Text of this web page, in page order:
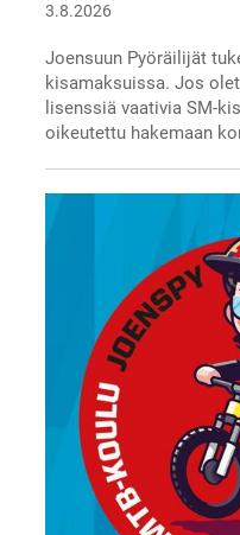
3.8.2026
Joensuun Pyöräilijät
kisamaksuissa. Jos
lisenssiä vaativia SM-
oikeutettu hakemaan